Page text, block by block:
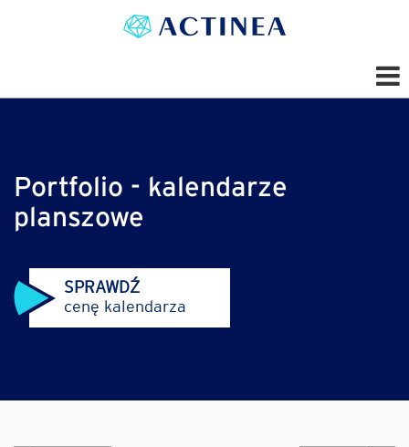
Portfolio - kalendarze
planszowe
SPRAWDŹ
cenę kalendarza